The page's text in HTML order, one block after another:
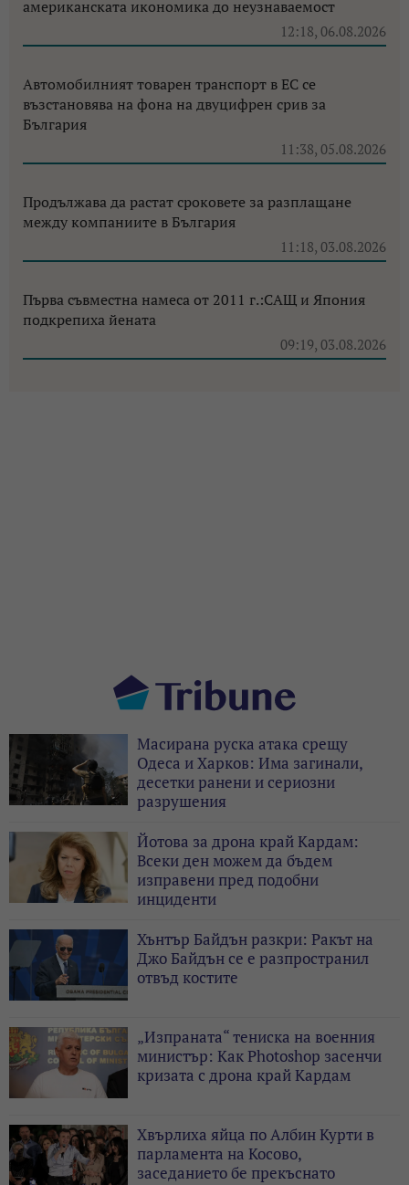
американската икономика до неузнаваемост
12:18, 06.08.2026
Автомобилният товарен транспорт в ЕС се
възстановява на фона на двуцифрен срив за
България
11:38, 05.08.2026
Продължава да растат сроковете за разплащане
между компаниите в България
11:18, 03.08.2026
Първа съвместна намеса от 2011 г.:САЩ и Япония
подкрепиха йената
09:19, 03.08.2026
Масирана руска атака срещу
Одеса и Харков: Има загинали,
десетки ранени и сериозни
разрушения
Йотова за дрона край Кардам:
Всеки ден можем да бъдем
изправени пред подобни
инциденти
Хънтър Байдън разкри: Ракът на
Джо Байдън се е разпространил
отвъд костите
„Изпраната“ тениска на военния
министър: Как Photoshop засенчи
кризата с дрона край Кардам
Хвърлиха яйца по Албин Курти в
парламента на Косово,
заседанието бе прекъснато